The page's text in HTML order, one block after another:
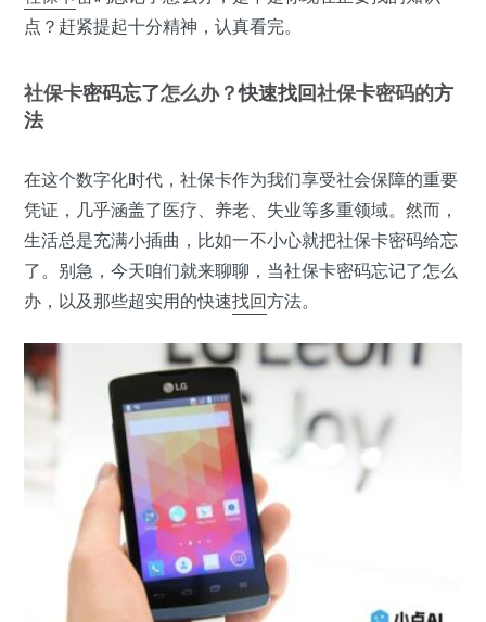
点？赶紧提起十分精神，认真看完。
社保卡密码忘了怎么办？快速找回社保卡密码的方
法
在这个数字化时代，社保卡作为我们享受社会保障的重要
凭证，几乎涵盖了医疗、养老、失业等多重领域。然而，
生活总是充满小插曲，比如一不小心就把社保卡密码给忘
了。别急，今天咱们就来聊聊，当社保卡密码忘记了怎么
办，以及那些超实用的快速找回方法。